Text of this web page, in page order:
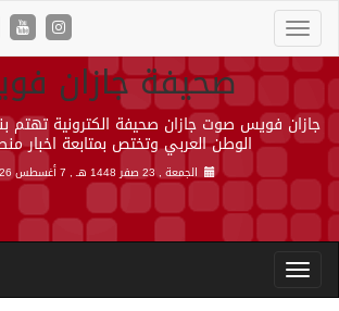
صحيفة جازان
جازان فويس صوت جازان صحيفة الكترونية تهتم
الوطن العربي وتختص بمتابعة اخبار
الجمعة , 23 صفر 1448 هـ , 7 أغسطس 2026 م